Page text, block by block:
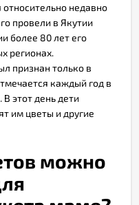
недавно
провели в Якутии
более 80 лет его
регионах.
признан только в
каждый год в
этот день дети
им цветы и другие
можно